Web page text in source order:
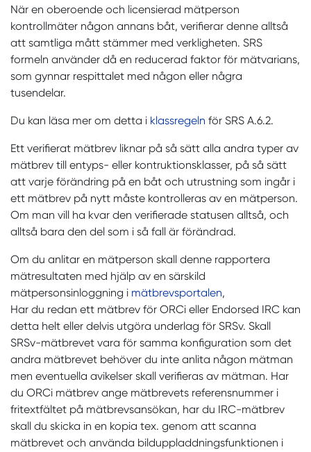
När en oberoende och licensierad mätperson
kontrollmäter någon annans båt, verifierar denne alltså
att samtliga mått stämmer med verkligheten. SRS
formeln använder då en reducerad faktor för mätvarians,
som gynnar respittalet med någon eller några
tusendelar.
Du kan läsa mer om detta i klassregeln för SRS A.6.2.
Ett verifierat mätbrev liknar på så sätt alla andra typer av
mätbrev till entyps- eller kontruktionsklasser, på så sätt
att varje förändring på en båt och utrustning som ingår i
ett mätbrev på nytt måste kontrolleras av en mätperson.
Om man vill ha kvar den verifierade statusen alltså, och
alltså bara den del som i så fall är förändrad.
Om du anlitar en mätperson skall denne rapportera
mätresultaten med hjälp av en särskild
mätpersonsinloggning i mätbrevsportalen,
Har du redan ett mätbrev för ORCi eller Endorsed IRC kan
detta helt eller delvis utgöra underlag för SRSv. Skall
SRSv-mätbrevet vara för samma konfiguration som det
andra mätbrevet behöver du inte anlita någon mätman
men eventuella avikelser skall verifieras av mätman. Har
du ORCi mätbrev ange mätbrevets referensnummer i
fritextfältet på mätbrevsansökan, har du IRC-mätbrev
skall du skicka in en kopia tex. genom att scanna
mätbrevet och använda bilduppladdningsfunktionen i